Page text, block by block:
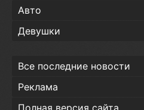
Авто
Девушки
Все последние новости
Реклама